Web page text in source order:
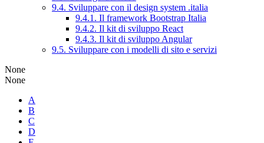
9.4. Sviluppare con il design system .italia
9.4.1. Il framework Bootstrap Italia
9.4.2. Il kit di sviluppo React
9.4.3. Il kit di sviluppo Angular
9.5. Sviluppare con i modelli di sito e servizi
None
None
A
B
C
D